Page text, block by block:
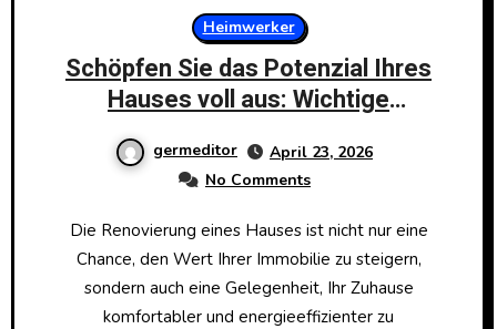
Heimwerker
Schöpfen Sie das Potenzial Ihres
Hauses voll aus: Wichtige
Modernisierungsmaßnahmen für
Ihre nächste Renovierung
germeditor
April 23, 2026
No Comments
Die Renovierung eines Hauses ist nicht nur eine
Chance, den Wert Ihrer Immobilie zu steigern,
sondern auch eine Gelegenheit, Ihr Zuhause
komfortabler und energieeffizienter zu